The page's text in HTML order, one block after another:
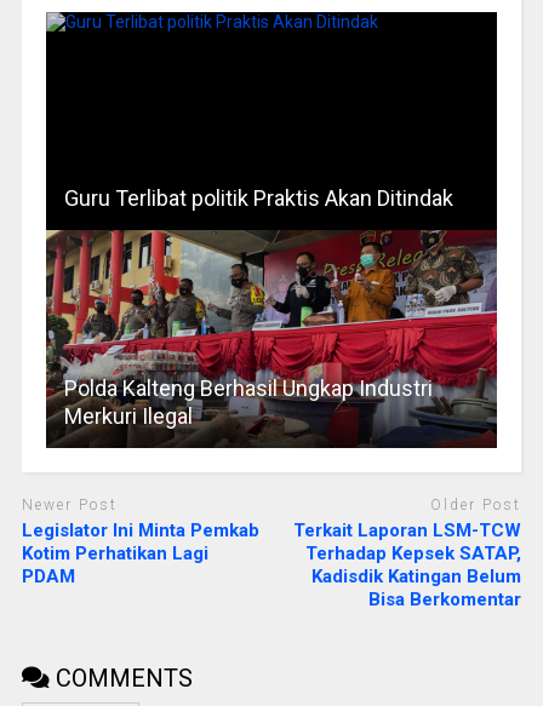
Guru Terlibat politik Praktis Akan Ditindak
Polda Kalteng Berhasil Ungkap Industri
Merkuri Ilegal
Newer Post
Legislator Ini Minta Pemkab
Kotim Perhatikan Lagi
PDAM
Older Post
Terkait Laporan LSM-TCW
Terhadap Kepsek SATAP,
Kadisdik Katingan Belum
Bisa Berkomentar
COMMENTS